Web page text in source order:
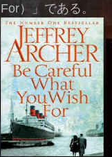
For）」である。